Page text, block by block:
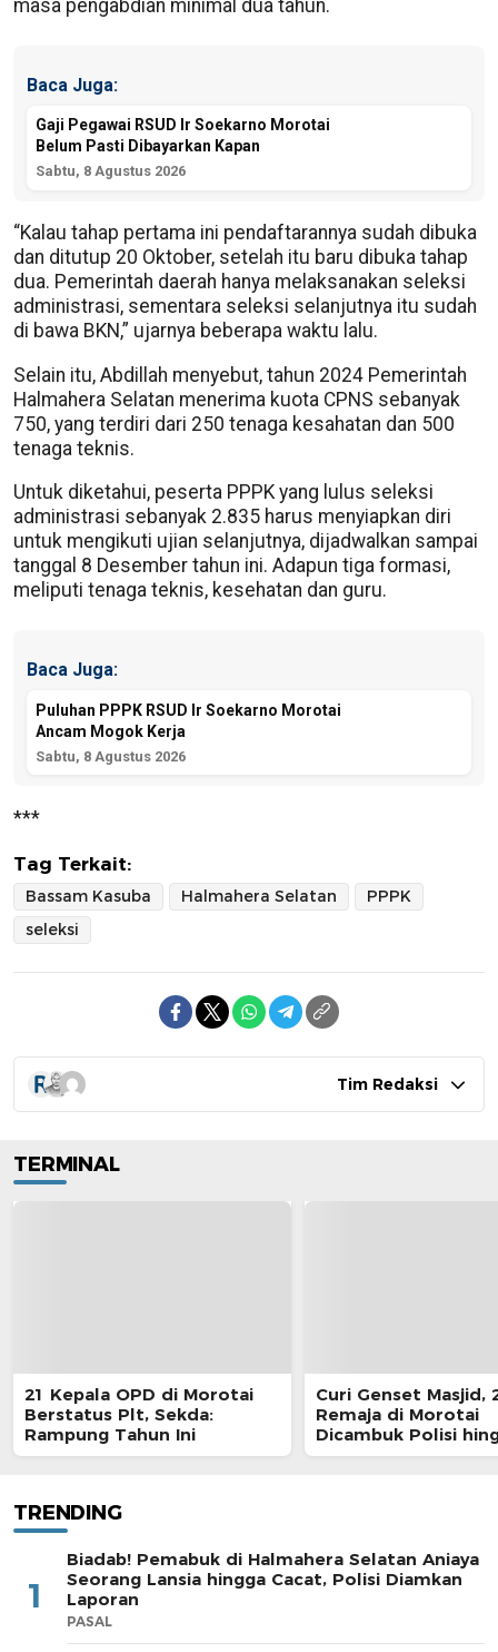
masa pengabdian minimal dua tahun.
Baca Juga:
Gaji Pegawai RSUD Ir Soekarno Morotai
Belum Pasti Dibayarkan Kapan
Sabtu, 8 Agustus 2026
“Kalau tahap pertama ini pendaftarannya sudah dibuka
dan ditutup 20 Oktober, setelah itu baru dibuka tahap
dua. Pemerintah daerah hanya melaksanakan seleksi
administrasi, sementara seleksi selanjutnya itu sudah
di bawa BKN,” ujarnya beberapa waktu lalu.
Selain itu, Abdillah menyebut, tahun 2024 Pemerintah
Halmahera Selatan menerima kuota CPNS sebanyak
750, yang terdiri dari 250 tenaga kesahatan dan 500
tenaga teknis.
Untuk diketahui, peserta PPPK yang lulus seleksi
administrasi sebanyak 2.835 harus menyiapkan diri
untuk mengikuti ujian selanjutnya, dijadwalkan sampai
tanggal 8 Desember tahun ini. Adapun tiga formasi,
meliputi tenaga teknis, kesehatan dan guru.
Baca Juga:
Puluhan PPPK RSUD Ir Soekarno Morotai
Ancam Mogok Kerja
Sabtu, 8 Agustus 2026
***
Tag Terkait:
Bassam Kasuba Halmahera Selatan
PPPK
seleksi
Tim Redaksi
TERMINAL
21 Kepala OPD di Morotai
Berstatus Plt, Sekda:
Rampung Tahun Ini
Curi Genset Masjid,
Remaja di Morotai
Dicambuk Polisi
Berdarah
TRENDING
1
Biadab! Pemabuk di Halmahera Selatan Aniaya
Seorang Lansia hingga Cacat, Polisi Diamkan
Laporan
PASAL